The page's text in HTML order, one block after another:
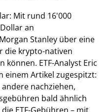
Mit rund 16'000
an
Stanley über eine
die krypto-nativen
ETF-Analyst Eric
einem Artikel zugespitzt:
nachziehen,
bald ähnlich